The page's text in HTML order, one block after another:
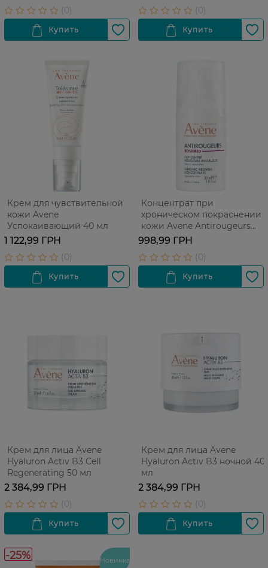
Крем для чувствительной
кожи Avene
Успокаивающий 40 мл
1 122,99 ГРН
Концентрат при
хроническом покраснении
кожи Avene Antirougeurs
Rosamed Chronic Redness
Concentrate 30 мл
998,99 ГРН
Крем для лица Avene
Hyaluron Activ B3 Cell
Regenerating 50 мл
2 384,99 ГРН
Крем для лица Avene
Hyaluron Activ B3 ночной 40
мл
2 384,99 ГРН
-25% Новинка